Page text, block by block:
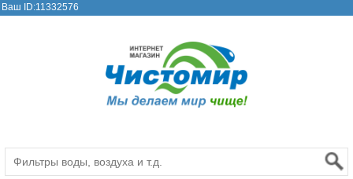
Ваш ID:11332576